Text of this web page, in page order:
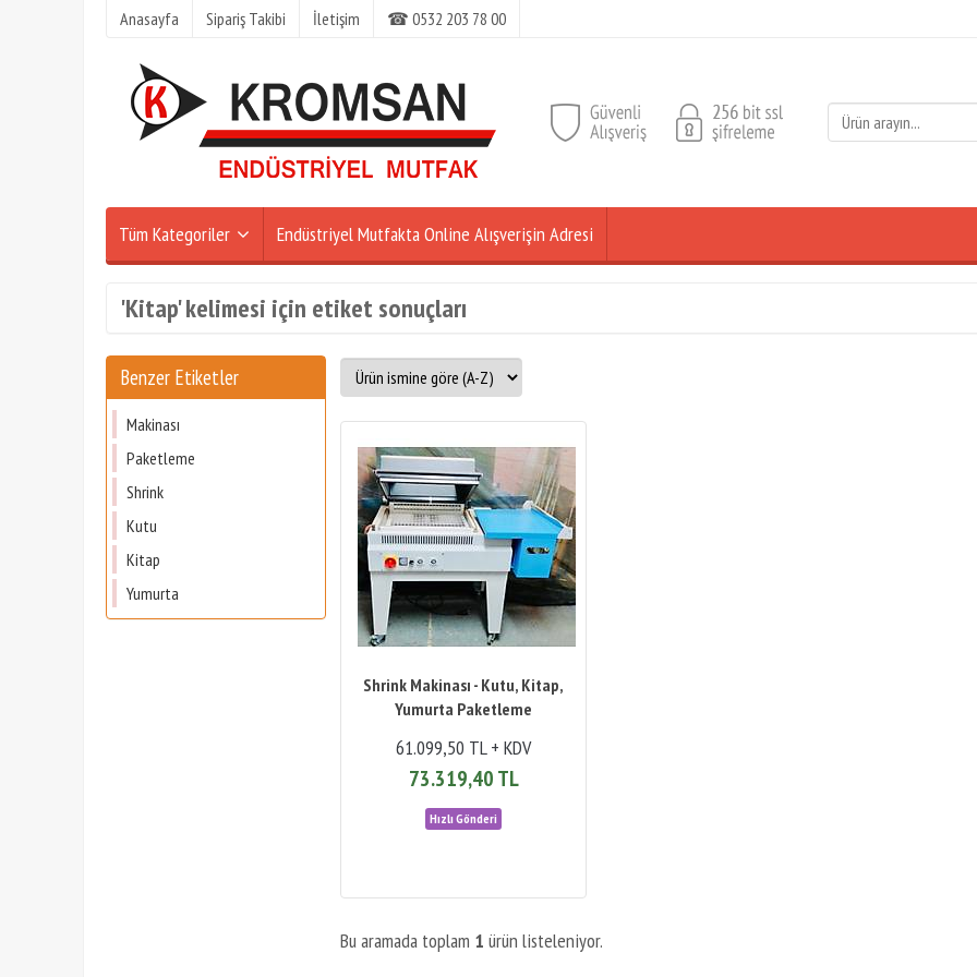
Anasayfa Sipariş Takibi İletişim ☎ 0532 203 78 00
Tüm Kategoriler Endüstriyel Mutfakta Online Alışverişin Adresi
'Kitap' kelimesi için etiket sonuçları
Benzer Etiketler
Makinası
Paketleme
Shrink
Kutu
Kitap
Yumurta
Shrink Makinası - Kutu, Kitap,
Yumurta Paketleme
61.099,50 TL + KDV
73.319,40 TL
Bu aramada toplam 1 ürün listeleniyor.